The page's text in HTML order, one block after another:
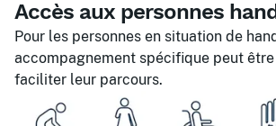
Accès aux personnes
Pour les personnes en situation de
accompagnement spécifique peut
faciliter leur parcours.